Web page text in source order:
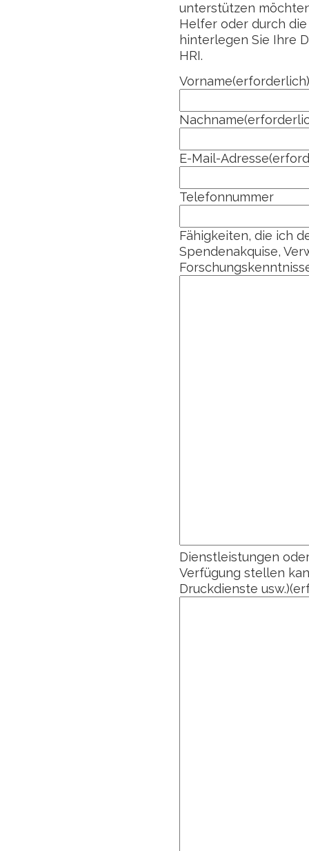
unterstützen
Helfer oder durch
hinterlegen Sie Ihre
HRI.
Vorname(erforderlich)
Nachname
E-Mail-Adresse
Telefonnummer
Fähigkeiten, die ich
Spendenakquise,
Dienstleistungen
Verfügung stellen
Druckdienste usw.)